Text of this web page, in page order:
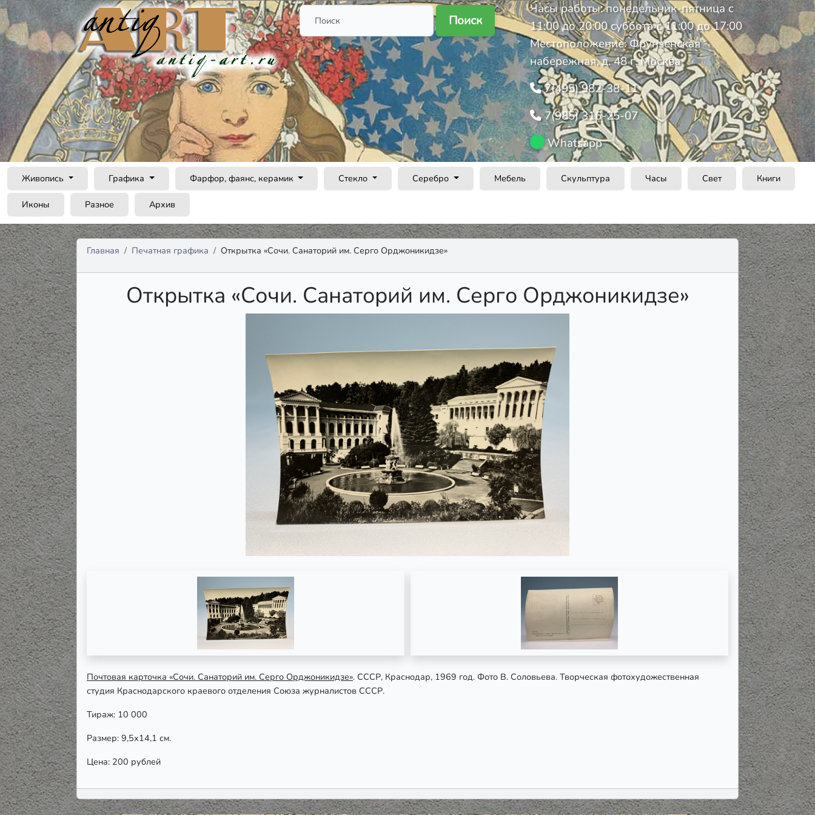
Поиск
Часы работы: понедельник-пятница с
11:00 до 20:00 суббота с 11:00 до 17:00
Местоположение: Фрунзенская
набережная, д. 48 г. Москва
7(495) 982-38-11
7(985) 316-25-07
Whatsapp
Живопись Графика Фарфор, фаянс, керамик Стекло Серебро Мебель Скульптура Часы Свет Книги
Иконы Разное Архив
Главная Печатная графика Открытка «Сочи. Санаторий им. Серго Орджоникидзе»
Открытка «Сочи. Санаторий им. Серго Орджоникидзе»
Почтовая карточка «Сочи. Санаторий им. Серго Орджоникидзе». СССР, Краснодар, 1969 год. Фото В. Соловьева. Творческая фотохудожественная
студия Краснодарского краевого отделения Союза журналистов СССР.
Тираж: 10 000
Размер: 9,5х14,1 см.
Цена: 200 рублей